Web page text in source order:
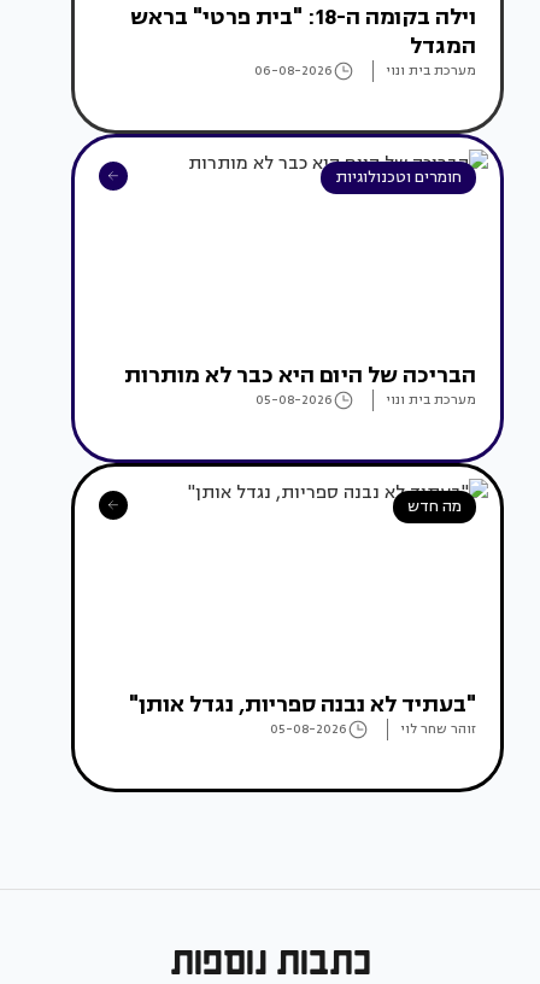
וילה בקומה ה-18: "בית פרטי" בראש
המגדל
מערכת בית ונוי 06-08-2026
חומרים וטכנולוגיות
הבריכה של היום היא כבר לא מותרות
מערכת בית ונוי 05-08-2026
מה חדש
"בעתיד לא נבנה ספריות, נגדל אותן"
זוהר שחר לוי 05-08-2026
כתבות נוספות